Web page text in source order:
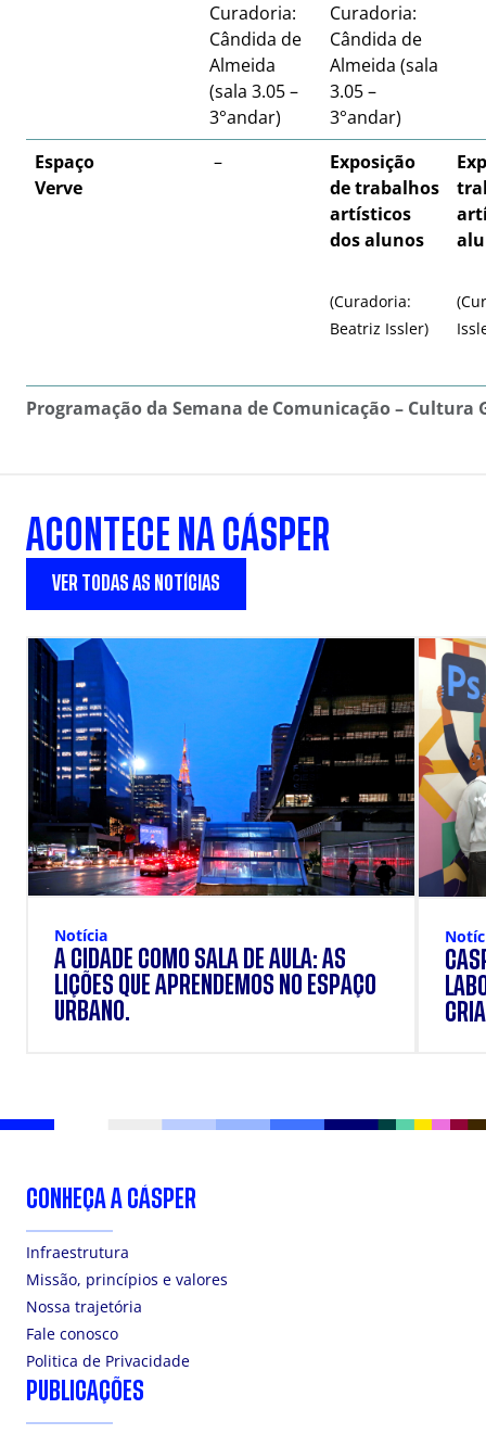
Programação da Semana de Comunicação – Cultura
Curadoria:
Cândida de
Almeida
(sala 3.05 –
3°andar)
Curadoria:
Cândida de
Almeida (sala
3.05 –
3°andar)
Espaço
Verve
–
Exposição
de trabalhos
artísticos
dos alunos
(Curadoria:
Beatriz Issler)
ACONTECE NA CÁSPER
VER TODAS AS NOTÍCIAS
Notícia
A CIDADE COMO SALA DE AULA: AS
LIÇÕES QUE APRENDEMOS NO ESPAÇO
URBANO.
CONHEÇA A CÁSPER
Infraestrutura
Missão, princípios e valores
Nossa trajetória
Fale conosco
Politica de Privacidade
PUBLICAÇÕES